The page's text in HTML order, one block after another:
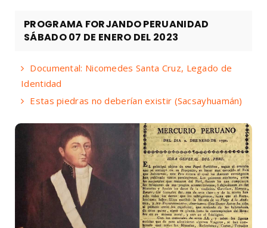
PROGRAMA FORJANDO PERUANIDAD
SÁBADO 07 DE ENERO DEL 2023
Documental: Nicomedes Santa Cruz, Legado de
Identidad
Estas piedras no deberían existir (Sacsayhuamán)